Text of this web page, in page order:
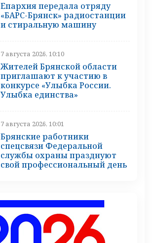
Епархия передала отряду
«БАРС-Брянск» радиостанции
и стиральную машину
7 августа 2026, 10:10
Жителей Брянской области
приглашают к участию в
конкурсе «Улыбка России.
Улыбка единства»
7 августа 2026, 10:01
Брянские работники
спецсвязи Федеральной
службы охраны празднуют
свой профессиональный день